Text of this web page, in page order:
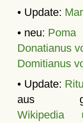
• Update:
• neu: Poma
Donatianus
Domitianus
• Update:
aus
Wikipedia